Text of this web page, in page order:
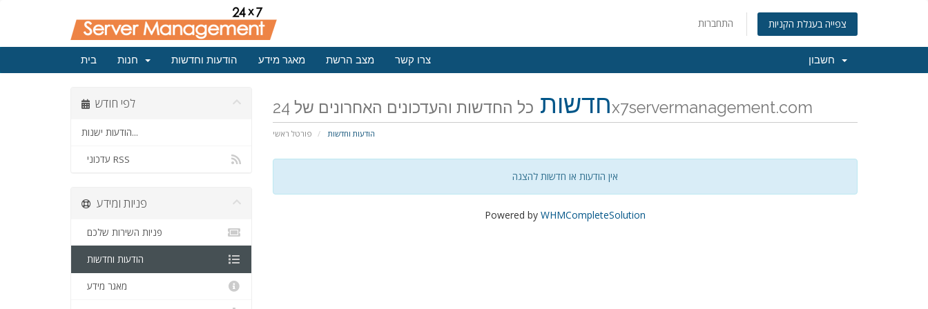
התחברות צפייה בעגלת הקניות
בית הודעות וחדשות מאגר מידע מצב הרשת צרו קשר
חדשותכל החדשות והעדכונים האחרונים של 24x7servermanagement.com
פורטל ראשי הודעות וחדשות
לפי חודש
הודעות ישנות...
עדכוני RSS
אין הודעות או חדשות להצגה
Powered by WHMCompleteSolution
פניות ומידע
פניות השירות שלכם
הודעות וחדשות
מאגר מידע